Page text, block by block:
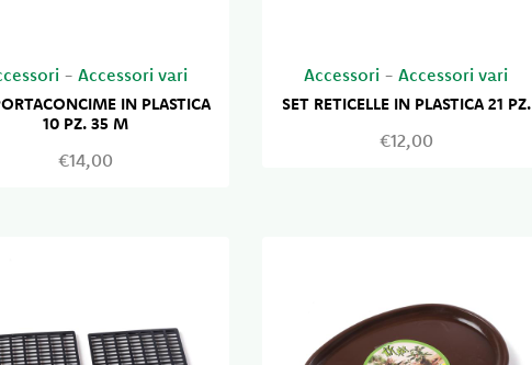
- Accessori vari
IN PLASTICA
10 PZ. 35 M
€14,00
Accessori -Accessori vari
SET RETICELLE IN PLASTICA 21 PZ.
€12,00